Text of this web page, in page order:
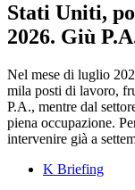
Stati Uniti,
2026. Giù
Nel mese di luglio
mila posti di lavoro,
P.A., mentre dal
piena occupazione.
intervenire già a
K Briefing